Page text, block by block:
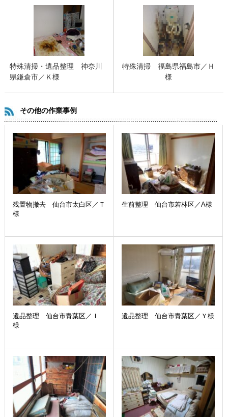
特殊清掃・遺品整理 神奈川
県鎌倉市／Ｋ様
特殊清掃 福島県福島市／Ｈ
様
その他の作業事例
残置物撤去 仙台市太白区／Ｔ
様
生前整理 仙台市若林区／A様
遺品整理 仙台市青葉区／Ｉ
様
遺品整理 仙台市青葉区／Ｙ様